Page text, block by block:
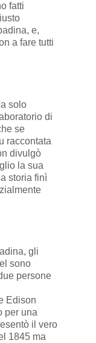
fatti
e,
a fare tutti
solo
di
se
raccontata
divulgò
la sua
storia finì
gli
sono
persone
Edison
per una
il vero
1845 ma